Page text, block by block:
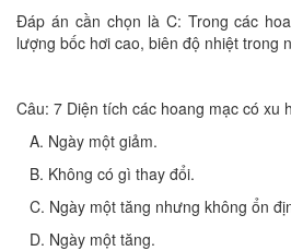
Đáp án cần chọn là C: Trong các
lượng bốc hơi cao, biên độ nhiệt trong
Câu: 7 Diện tích các hoang mạc có xu
A. Ngày một giảm.
B. Không có gì thay đổi.
C. Ngày một tăng nhưng không ổn
D. Ngày một tăng.